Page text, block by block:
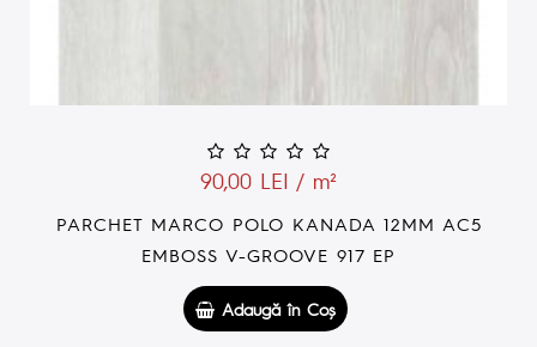
12MM AC5
PARCHET MARCO POLO